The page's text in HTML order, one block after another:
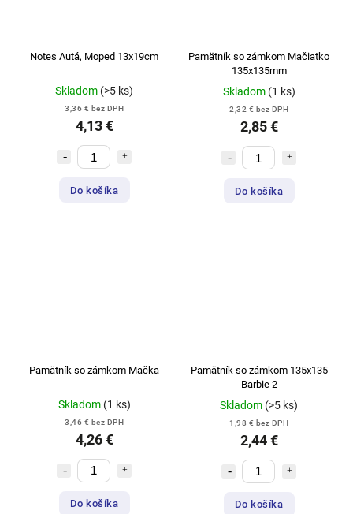
Notes Autá, Moped 13x19cm
Skladom (>5 ks)
3,36 € bez DPH
4,13 €
Do košíka
Pamätník so zámkom Mačiatko
135x135mm
Skladom (1 ks)
2,32 € bez DPH
2,85 €
Do košíka
Pamätník so zámkom Mačka
Skladom (1 ks)
3,46 € bez DPH
4,26 €
Do košíka
Pamätník so zámkom 135x135
Barbie 2
Skladom (>5 ks)
1,98 € bez DPH
2,44 €
Do košíka